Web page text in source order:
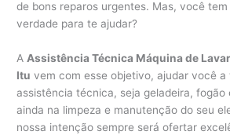
de bons reparos urgentes. Mas, você
verdade para te ajudar?
AAssistência Técnica Máquina de
Itu vem com esse objetivo, ajudar você a
assistência técnica, seja geladeira, fogão
ainda na limpeza e manutenção do seu
nossa intenção sempre será ofertar